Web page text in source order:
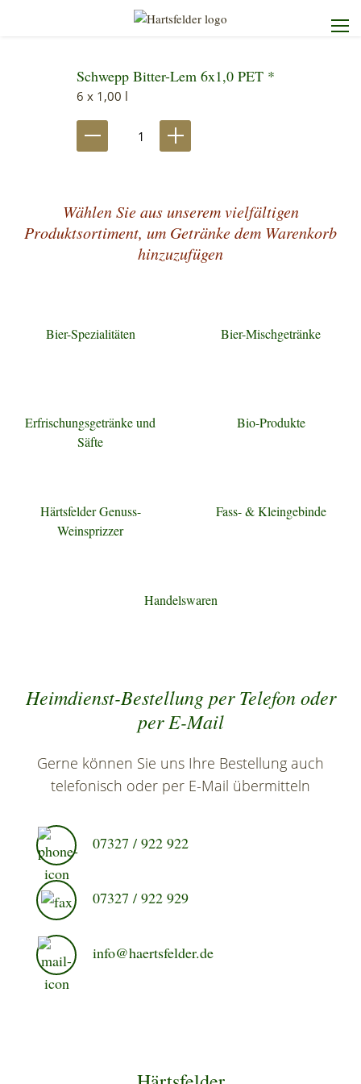
Startseite
Die Brauerei
Unser Service
Schwepp Bitter-Lem 6x1,0 PET *
6 x 1,00 l
Wählen Sie aus unserem vielfältigen
Produktsortiment, um Getränke dem Warenkorb
hinzuzufügen
Bier-Spezialitäten Bier-Mischgetränke
Erfrischungsgetränke und
Säfte
Bio-Produkte
Härtsfelder Genuss-
Weinsprizzer
Fass- & Kleingebinde
Handelswaren
Heimdienst-Bestellung per Telefon oder
per E-Mail
Gerne können Sie uns Ihre Bestellung auch
telefonisch oder per E-Mail übermitteln
07327 / 922 922
07327 / 922 929
info@haertsfelder.de